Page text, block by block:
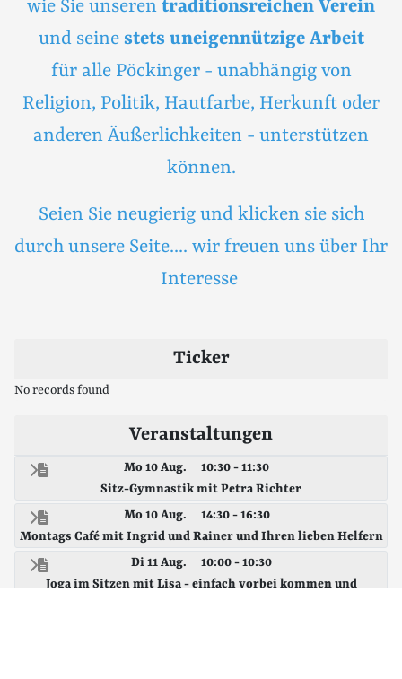
wie Sie unseren traditionsreichen Verein
und seine stets uneigennützige Arbeit
für alle Pöckinger - unabhängig von
Religion, Politik, Hautfarbe, Herkunft oder
anderen Äußerlichkeiten - unterstützen
können.
Seien Sie neugierig und klicken sie sich
durch unsere Seite.... wir freuen uns über Ihr
Interesse
Ticker
No records found
Veranstaltungen
Mo 10 Aug.
10:30 - 11:30
Sitz-Gymnastik mit Petra Richter
Mo 10 Aug.
14:30 - 16:30
Montags Café mit Ingrid und Rainer und Ihren lieben Helfern
Di 11 Aug.
10:00 - 10:30
Joga im Sitzen mit Lisa - einfach vorbei kommen und